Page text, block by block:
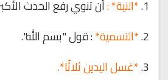
1. *النية* :أن تنوي رفع الحدث
2. *التسمية*: قول "بسم الله".
3. *غسل اليدين ثلاثًا*.